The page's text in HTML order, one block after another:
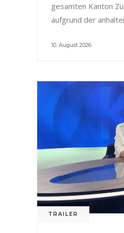
gesamten Kanton
aufgrund der
10. August 2026
TRAILER